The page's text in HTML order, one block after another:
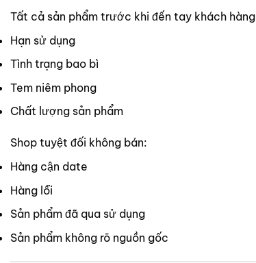
Tất cả sản phẩm trước khi đến tay khách
Hạn sử dụng
Tình trạng bao bì
Tem niêm phong
Chất lượng sản phẩm
Shop tuyệt đối không bán:
Hàng cận date
Hàng lỗi
Sản phẩm đã qua sử dụng
Sản phẩm không rõ nguồn gốc